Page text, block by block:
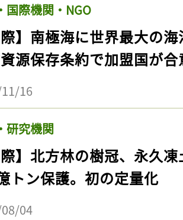
国際機関・NGO
際】南極海に世界最大の
源保存条約で加盟国が合
16
研究機関
際】北方林の樹冠、永久
トン保護。初の定量化
04